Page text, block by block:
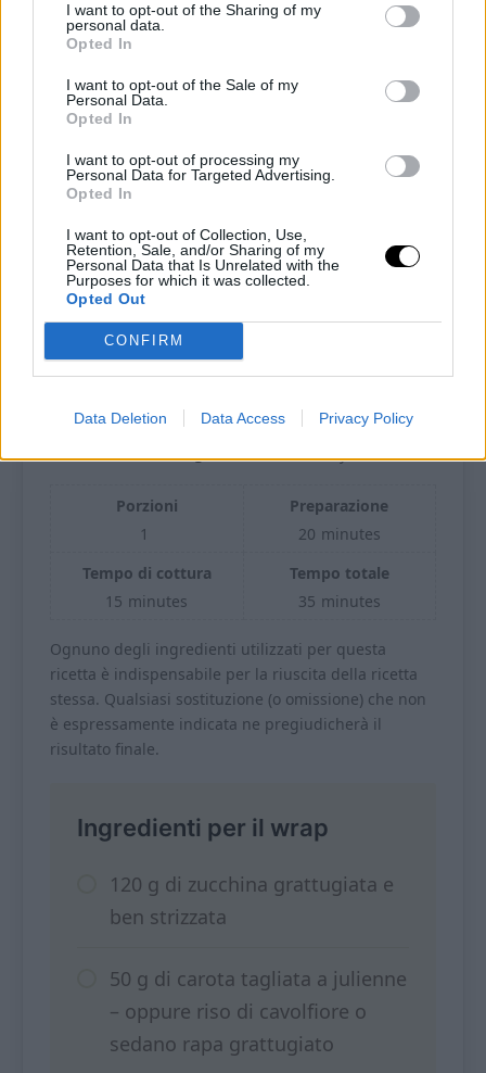
I want to opt-out of the Sharing of my
personal data.
Opted In
I want to opt-out of the Sale of my
Personal Data.
Opted In
I want to opt-out of processing my
Personal Data for Targeted Advertising.
Opted In
I want to opt-out of Collection, Use,
Retention, Sale, and/or Sharing of my
Personal Data that Is Unrelated with the
Purposes for which it was collected.
Opted Out
CONFIRM
Data Deletion Data Access Privacy Policy
Pin
Wrap keto con zucchine e
carote
Cuisine:chetogenica Difficulty:Facile
Porzioni
1
Preparazione
20 minutes
Tempo di cottura
15 minutes
Tempo totale
35 minutes
Ognuno degli ingredienti utilizzati per questa
ricetta è indispensabile per la riuscita della ricetta
stessa. Qualsiasi sostituzione (o omissione) che non
è espressamente indicata ne pregiudicherà il
risultato finale.
Ingredienti per il wrap
120 g di zucchina grattugiata e
ben strizzata
50 g di carota tagliata a julienne
– oppure riso di cavolfiore o
sedano rapa grattugiato